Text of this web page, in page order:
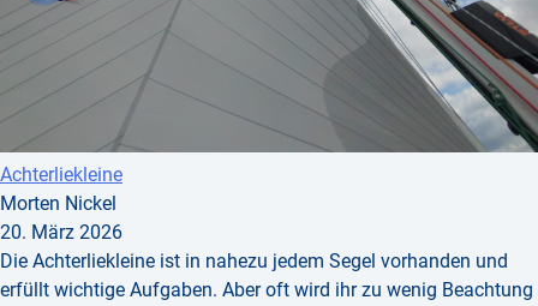
Achterliekleine
Morten Nickel
20. März 2026
Die Achterliekleine ist in nahezu jedem Segel vorhanden und
erfüllt wichtige Aufgaben. Aber oft wird ihr zu wenig Beachtung